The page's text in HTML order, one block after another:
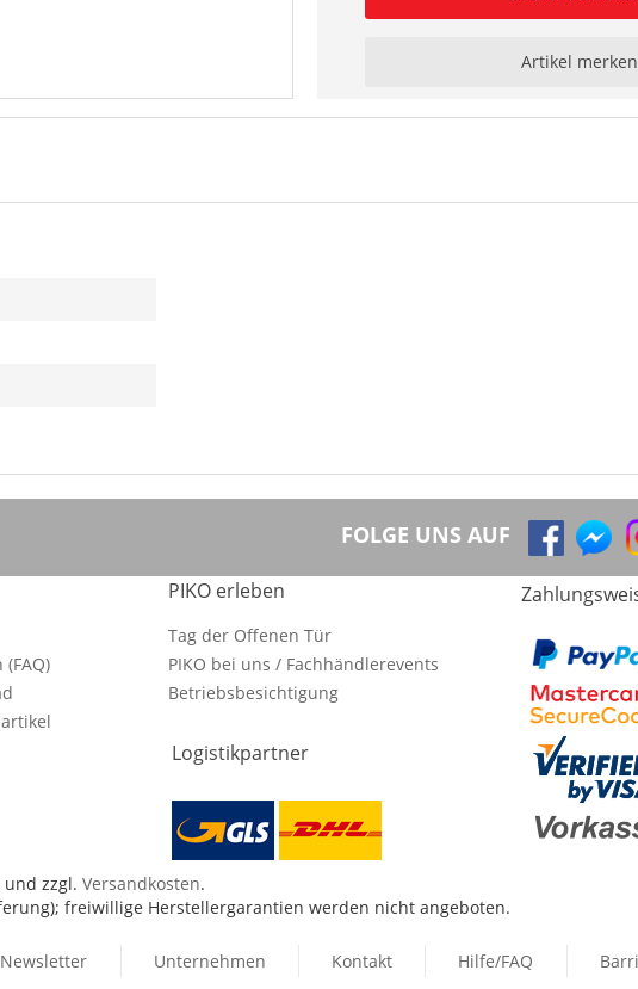
Artikel merken
FOLGE UNS AUF
PIKO erleben
Tag der Offenen Tür
PIKO bei uns / Fachhändlerevents
Betriebsbesichtigung
Logistikpartner
zzgl. Versandkosten.
freiwillige Herstellergarantien werden nicht angeboten.
Newsletter Unternehmen Kontakt Hilfe/FAQ